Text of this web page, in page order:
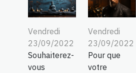
Vendredi
23/09/2022
Souhaiterez-
vous
Vendredi
23/09/2022
Pour que
votre